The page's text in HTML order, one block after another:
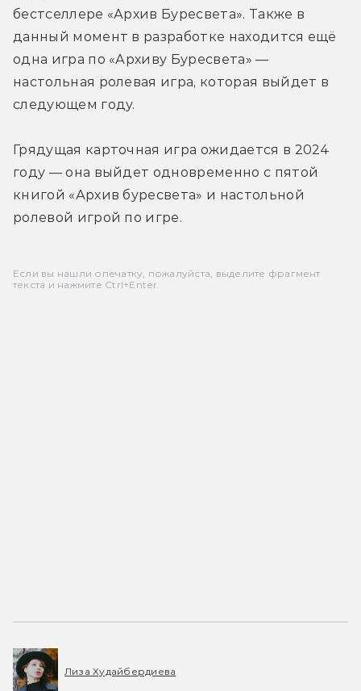
бестселлере «Архив Буресвета». Также в
данный момент в разработке находится ещё
одна игра по «Архиву Буресвета» —
настольная ролевая игра, которая выйдет в
следующем году.
Грядущая карточная игра ожидается в 2024
году — она выйдет одновременно с пятой
книгой «Архив буресвета» и настольной
ролевой игрой по игре.
Если вы нашли опечатку, пожалуйста, выделите фрагмент
текста и нажмите Ctrl+Enter.
Лиза Худайбердиева